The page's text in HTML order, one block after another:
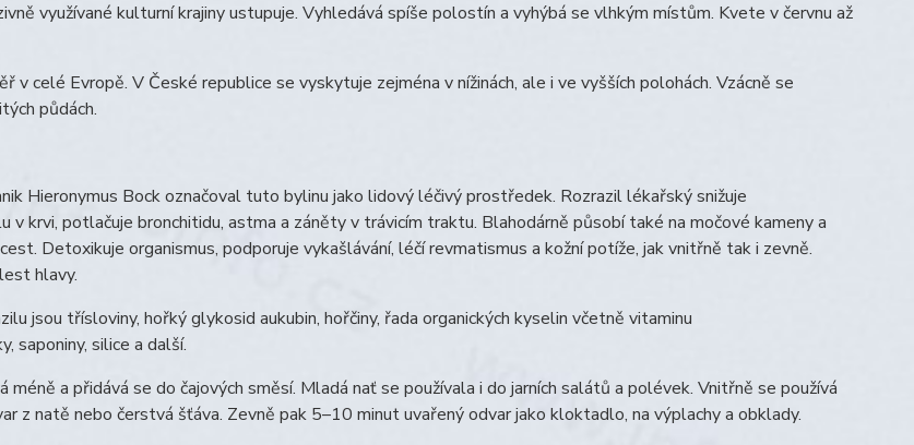
využívané kulturní krajiny ustupuje. Vyhledává spíše polostín a vyhýbá se vlhkým místům. Kvete v červnu až
v celé Evropě. V České republice se vyskytuje zejména v nížinách, ale i ve vyšších polohách. Vzácně se
půdách.
Hieronymus Bock označoval tuto bylinu jako lidový léčivý prostředek. Rozrazil lékařský snižuje
v krvi, potlačuje bronchitidu, astma a záněty v trávicím traktu. Blahodárně působí také na močové kameny a
Detoxikuje organismus, podporuje vykašlávání, léčí revmatismus a kožní potíže, jak vnitřně tak i zevně.
hlavy.
jsou třísloviny, hořký glykosid aukubin, hořčiny, řada organických kyselin včetně vitaminu
saponiny, silice a další.
méně a přidává se do čajových směsí. Mladá nať se používala i do jarních salátů a polévek. Vnitřně se používá
z natě nebo čerstvá šťáva. Zevně pak 5–10 minut uvařený odvar jako kloktadlo, na výplachy a obklady.